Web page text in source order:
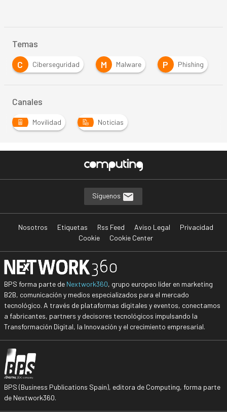
Temas
Ciberseguridad Malware Phishing
Canales
Movilidad Noticias
Síguenos
Nosotros Etiquetas Rss Feed Aviso Legal
Privacidad
Cookie
Cookie Center
BPS forma parte de Nextwork360, grupo europeo líder en marketing
B2B, comunicación y medios especializados para el mercado
tecnológico. A través de plataformas digitales y eventos, conectamos
a fabricantes, partners y decisores tecnológicos impulsando la
Transformación Digital, la Innovación y el crecimiento empresarial.
BPS (Business Publications Spain), editora de Computing, forma parte
de Nextwork360.